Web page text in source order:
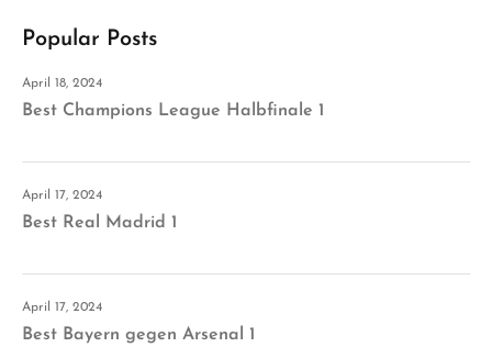
Popular Posts
April 18, 2024
Best Champions League Halbfinale 1
April 17, 2024
Best Real Madrid 1
April 17, 2024
Best Bayern gegen Arsenal 1